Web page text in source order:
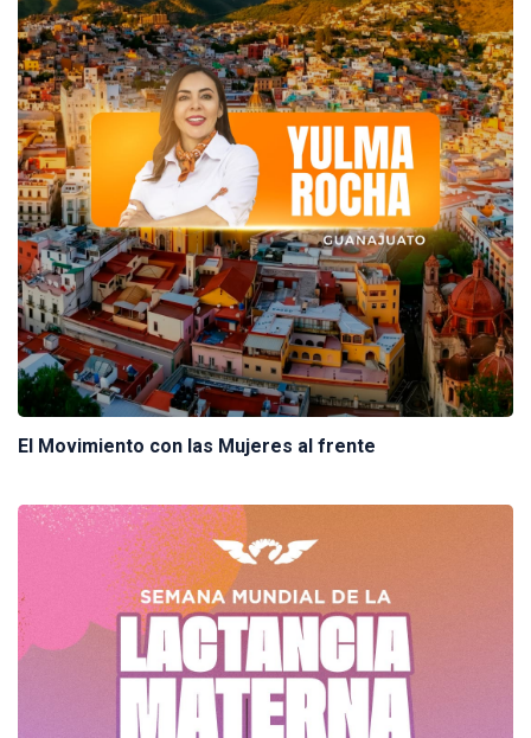
El Movimiento con las Mujeres al frente